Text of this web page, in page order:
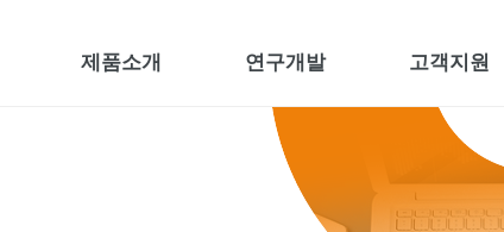
제품소개 연구개발 고객지원